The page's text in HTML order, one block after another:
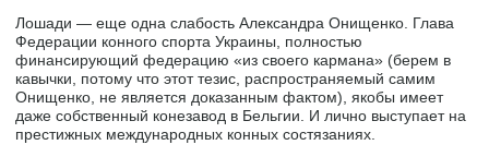
Лошади — еще одна слабость Александра Онищенко. Глава
Федерации конного спорта Украины, полностью
финансирующий федерацию «из своего кармана» (берем в
кавычки, потому что этот тезис, распространяемый самим
Онищенко, не является доказанным фактом), якобы имеет
даже собственный конезавод в Бельгии. И лично выступает на
престижных международных конных состязаниях.